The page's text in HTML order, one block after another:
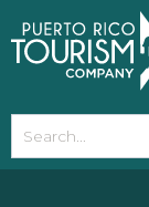
note:
This
website
accessibility